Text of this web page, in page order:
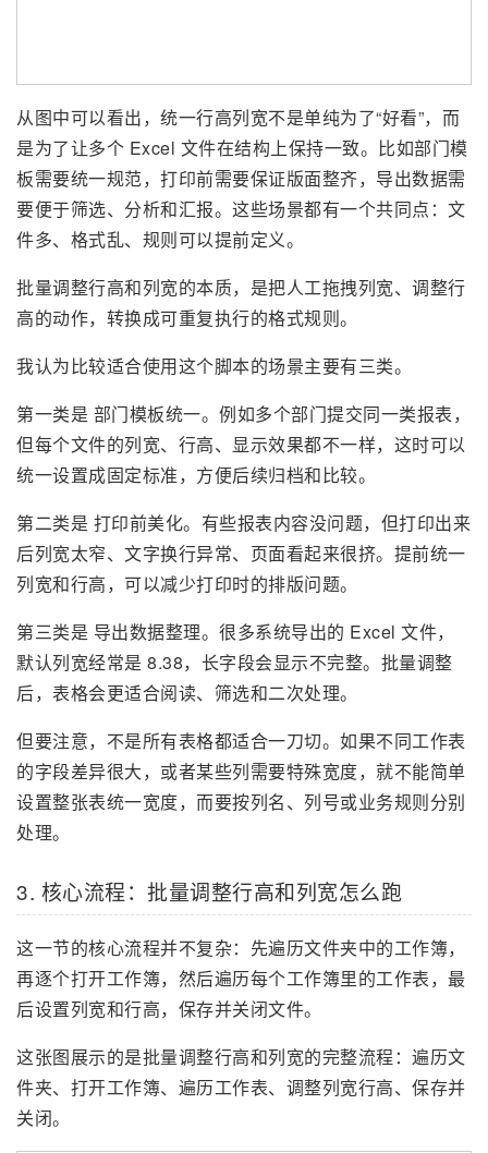
从图中可以看出，统一行高列宽不是单纯为了“好看”，而
是为了让多个 Excel 文件在结构上保持一致。比如部门模
板需要统一规范，打印前需要保证版面整齐，导出数据需
要便于筛选、分析和汇报。这些场景都有一个共同点：文
件多、格式乱、规则可以提前定义。
批量调整行高和列宽的本质，是把人工拖拽列宽、调整行
高的动作，转换成可重复执行的格式规则。
我认为比较适合使用这个脚本的场景主要有三类。
第一类是 部门模板统一。例如多个部门提交同一类报表，
但每个文件的列宽、行高、显示效果都不一样，这时可以
统一设置成固定标准，方便后续归档和比较。
第二类是 打印前美化。有些报表内容没问题，但打印出来
后列宽太窄、文字换行异常、页面看起来很挤。提前统一
列宽和行高，可以减少打印时的排版问题。
第三类是 导出数据整理。很多系统导出的 Excel 文件，
默认列宽经常是 8.38，长字段会显示不完整。批量调整
后，表格会更适合阅读、筛选和二次处理。
但要注意，不是所有表格都适合一刀切。如果不同工作表
的字段差异很大，或者某些列需要特殊宽度，就不能简单
设置整张表统一宽度，而要按列名、列号或业务规则分别
处理。
3. 核心流程：批量调整行高和列宽怎么跑
这一节的核心流程并不复杂：先遍历文件夹中的工作簿，
再逐个打开工作簿，然后遍历每个工作簿里的工作表，最
后设置列宽和行高，保存并关闭文件。
这张图展示的是批量调整行高和列宽的完整流程：遍历文
件夹、打开工作簿、遍历工作表、调整列宽行高、保存并
关闭。